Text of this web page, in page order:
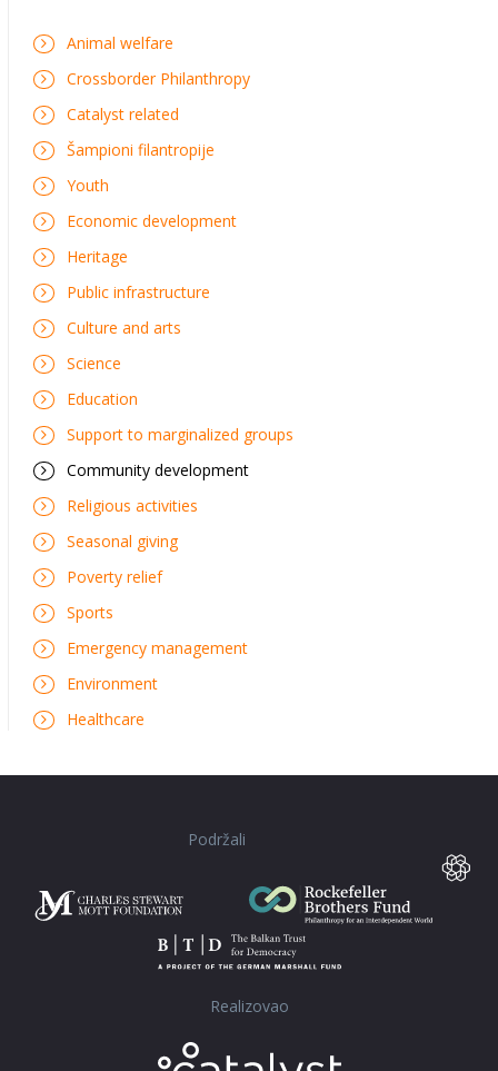
Animal welfare
Crossborder Philanthropy
Catalyst related
Šampioni filantropije
Youth
Economic development
Heritage
Public infrastructure
Culture and arts
Science
Education
Support to marginalized groups
Community development
Religious activities
Seasonal giving
Poverty relief
Sports
Emergency management
Environment
Healthcare
Podržali
Realizovao